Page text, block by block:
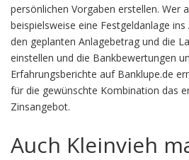
persönlichen Vorgaben erstellen. Wer
beispielsweise eine Festgeldanlage
den geplanten Anlagebetrag und die
einstellen und die Bankbewertungen
Erfahrungsberichte auf Banklupe.de
für die gewünschte Kombination das
Zinsangebot.
Auch Kleinvieh